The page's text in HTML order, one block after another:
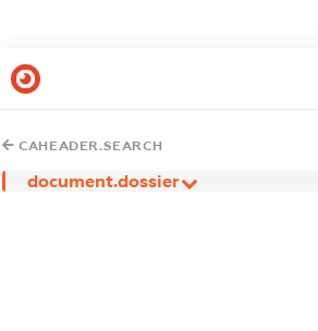
CAHEADER.SEARCH
document.dossier